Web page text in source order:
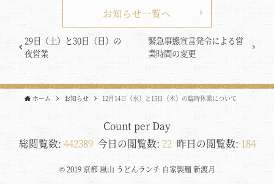
お知らせ一覧へ
29日（土）と30日（日）の
夜営業
緊急事態宣言発令による営
業時間の変更
ホーム お知らせ 12月14日（水）と15日（木）の臨時休業について
Count per Day
442389
総閲覧数: 22
今日の閲覧数: 184
昨日の閲覧数:
© 2019 京都 嵐山 うどんランチ 自家製麺 新渡月